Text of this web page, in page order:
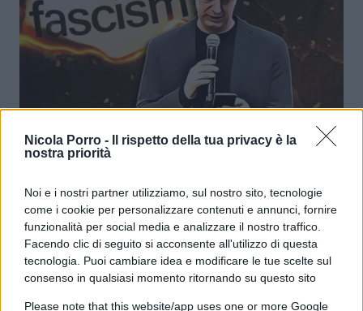
Nicola Porro -
Il rispetto della tua privacy è la
nostra priorità
Noi e i nostri partner utilizziamo, sul nostro sito, tecnologie
come i cookie per personalizzare contenuti e annunci, fornire
funzionalità per social media e analizzare il nostro traffico.
Facendo clic di seguito si acconsente all'utilizzo di questa
tecnologia. Puoi cambiare idea e modificare le tue scelte sul
consenso in qualsiasi momento ritornando su questo sito
Please note that this website/app uses one or more Google
Fascismo e antifascismo, ormai la
storia sostituita dalla narrazione
diDaniele Biello
4 Maggio 2025, 5:57
4.7k